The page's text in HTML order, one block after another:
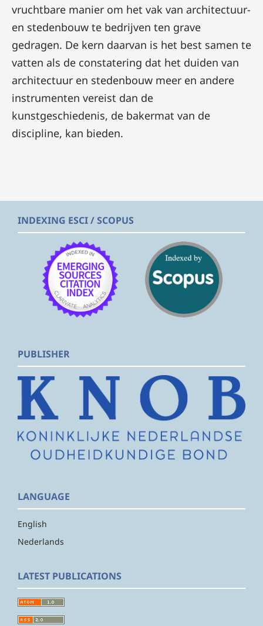
vruchtbare manier om het vak van architectuur-
en stedenbouw te bedrijven ten grave
gedragen. De kern daarvan is het best samen te
vatten als de constatering dat het duiden van
architectuur en stedenbouw meer en andere
instrumenten vereist dan de
kunstgeschiedenis, de bakermat van de
discipline, kan bieden.
INDEXING ESCI / SCOPUS
PUBLISHER
LANGUAGE
English
Nederlands
LATEST PUBLICATIONS